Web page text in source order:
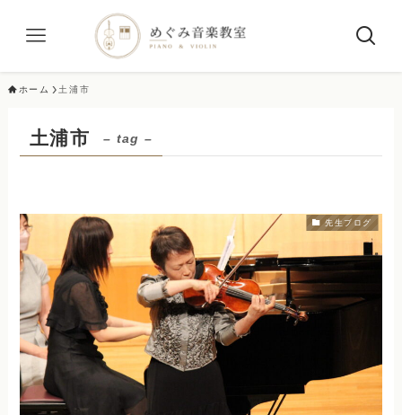
ホーム 土浦市
土浦市 – tag –
先生ブログ